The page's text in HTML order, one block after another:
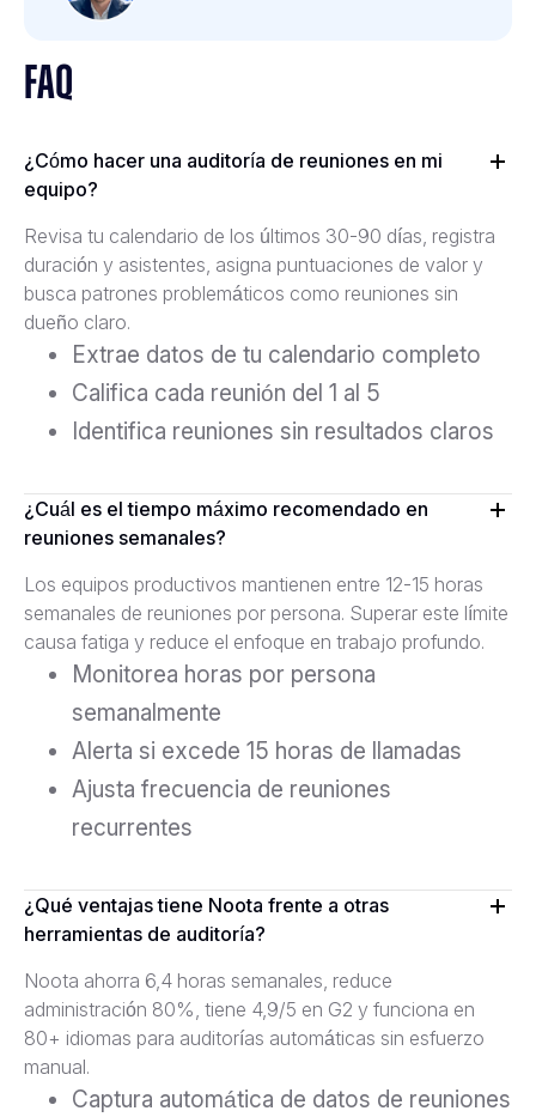
FAQ
¿Cómo hacer una auditoría de reuniones en mi
equipo?
Revisa tu calendario de los últimos 30-90 días, registra
duración y asistentes, asigna puntuaciones de valor y
busca patrones problemáticos como reuniones sin
dueño claro.
Extrae datos de tu calendario completo
Califica cada reunión del 1 al 5
Identifica reuniones sin resultados claros
¿Cuál es el tiempo máximo recomendado en
reuniones semanales?
Los equipos productivos mantienen entre 12-15 horas
semanales de reuniones por persona. Superar este límite
causa fatiga y reduce el enfoque en trabajo profundo.
Monitorea horas por persona
semanalmente
Alerta si excede 15 horas de llamadas
Ajusta frecuencia de reuniones
recurrentes
¿Qué ventajas tiene Noota frente a otras
herramientas de auditoría?
Noota ahorra 6,4 horas semanales, reduce
administración 80%, tiene 4,9/5 en G2 y funciona en
80+ idiomas para auditorías automáticas sin esfuerzo
manual.
Captura automática de datos de reuniones